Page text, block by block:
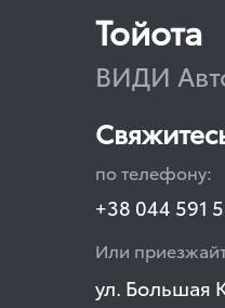
Тойота
ВИДИ
по телефону:
+38 044 591
Или
ул. Большая